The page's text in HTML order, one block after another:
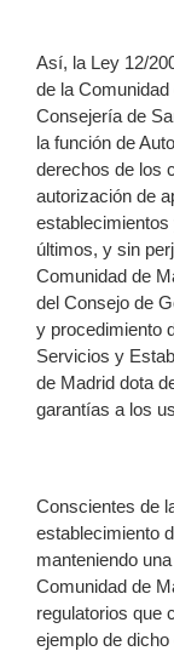
Así, la Ley 12/
de la
Consejería de
la función de
derechos de los
autorización de
últimos, y sin
Comunidad de
del Consejo de
y procedimiento
Servicios y
de Madrid dota
garantías a los
Conscientes de
establecimiento
manteniendo
Comunidad de
regulatorios que
ejemplo de